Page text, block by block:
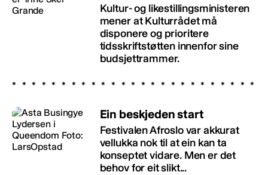
Kultur- og likestillingsministeren
mener at Kulturrådet må
disponere og prioritere
tidsskriftstøtten innenfor sine
budsjettrammer.
Ein beskjeden start
Festivalen Afroslo var akkurat
vellukka nok til at ein kan ta
konseptet vidare. Men er det
behov for eit slikt...